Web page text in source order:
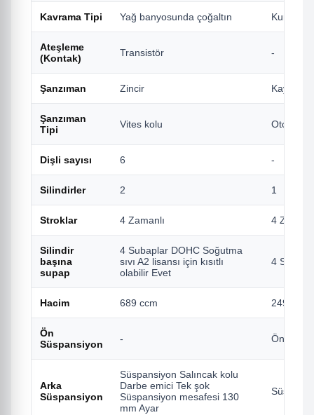
Kavrama Tipi Yağ banyosunda çoğaltın Kuru
Ateşleme
(Kontak)
Transistör -
Şanzıman Zincir Kayış
Şanzıman
Tipi
Vites kolu Otomatik
Dişli sayısı 6 -
Silindirler 2 1
Stroklar 4 Zamanlı 4
Silindir
başına
supap
4 Subaplar DOHC Soğutma
sıvı A2 lisansı için kısıtlı
olabilir Evet
4
Hacim 689 ccm 249 cc
Ön
Süspansiyon
- Ön
Arka
Süspansiyon
Süspansiyon Salıncak kolu
Darbe emici Tek şok
Süspansiyon mesafesi 130
mm Ayar